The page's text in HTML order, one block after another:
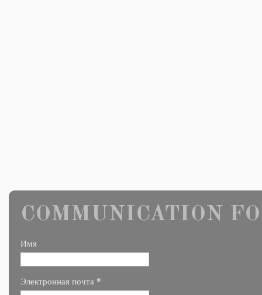
COMMUNICATION
Имя
Электронная почта *